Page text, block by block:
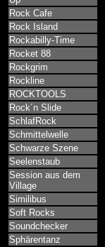
Rock Cafe
Rock Island
Rockabilly-Time
Rocket 88
Rockgrim
Rockline
ROCKTOOLS
Rock´n Slide
SchlafRock
Schmittelwelle
Schwarze Szene
Seelenstaub
Session aus dem
Village
Similibus
Soft Rocks
Soundchecker
Sphärentanz